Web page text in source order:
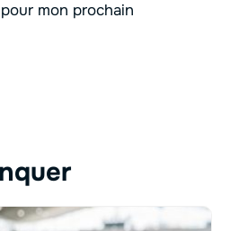
mon prochain